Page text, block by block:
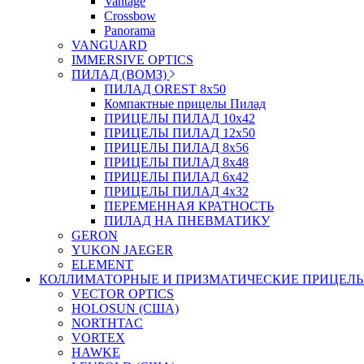
Crossbow
Panorama
VANGUARD
IMMERSIVE OPTICS
ПИЛАД (ВОМЗ)
ПИЛАД OREST 8х50
Компактные прицелы Пилад
ПРИЦЕЛЫ ПИЛАД 10х42
ПРИЦЕЛЫ ПИЛАД 12х50
ПРИЦЕЛЫ ПИЛАД 8х56
ПРИЦЕЛЫ ПИЛАД 8х48
ПРИЦЕЛЫ ПИЛАД 6х42
ПРИЦЕЛЫ ПИЛАД 4х32
ПЕРЕМЕННАЯ КРАТНОСТЬ
ПИЛАД НА ПНЕВМАТИКУ
GERON
YUKON JAEGER
ELEMENT
КОЛЛИМАТОРНЫЕ И ПРИЗМАТИЧЕСКИЕ
VECTOR OPTICS
HOLOSUN (США)
NORTHTAC
VORTEX
HAWKE